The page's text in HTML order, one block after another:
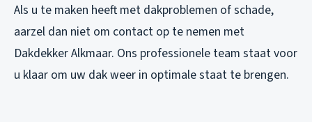
Als u te maken heeft met dakproblemen of schade,
aarzel dan niet om contact op te nemen met
Dakdekker Alkmaar. Ons professionele team staat voor
u klaar om uw dak weer in optimale staat te brengen.